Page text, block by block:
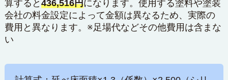
算すると 436,516円になります。使用する塗料や塗装
会社の料金設定によって金額は異なるため、実際の
費用と異なります。※足場代などその他費用は含まな
い